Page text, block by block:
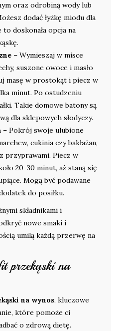
oraz odrobiną wody lub
dodać łyżkę miodu dla
to doskonała opcja na
– Wymieszaj w misce
suszone owoce i masło
masę w prostokąt i piecz w
minut. Po ostudzeniu
Takie domowe batony są
dla sklepowych słodyczy.
– Pokrój swoje ulubione
cukinia czy bakłażan,
przyprawami. Piecz w
20-30 minut, aż staną się
Mogą być podawane
do posiłku.
składnikami i
nowe smaki i
umilą każdą przerwę na
przekąski na
na wynos, kluczowe
które pomoże ci
o zdrową dietę.